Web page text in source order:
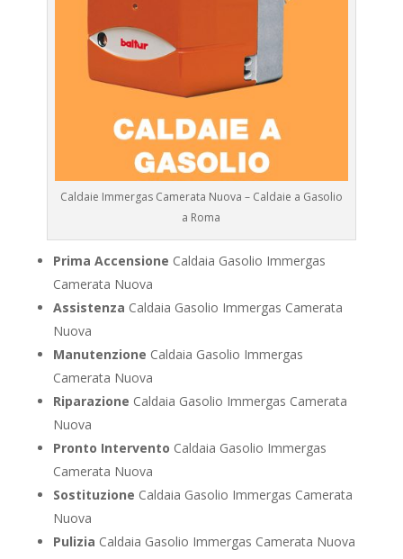
Caldaie Immergas Camerata Nuova – Caldaie a Gasolio
a Roma
Prima Accensione Caldaia Gasolio Immergas
Camerata Nuova
Assistenza Caldaia Gasolio Immergas Camerata
Nuova
Manutenzione Caldaia Gasolio Immergas
Camerata Nuova
Riparazione Caldaia Gasolio Immergas Camerata
Nuova
Pronto Intervento Caldaia Gasolio Immergas
Camerata Nuova
Sostituzione Caldaia Gasolio Immergas Camerata
Nuova
Pulizia Caldaia Gasolio Immergas Camerata Nuova